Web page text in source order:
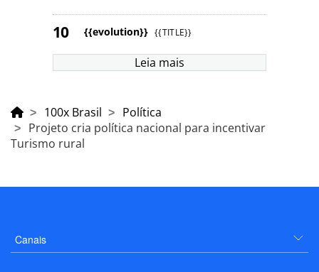
{{evolution}} {{TITLE}}
Leia mais
100x Brasil
Política
Projeto cria política nacional para incentivar
Turismo rural
Canais